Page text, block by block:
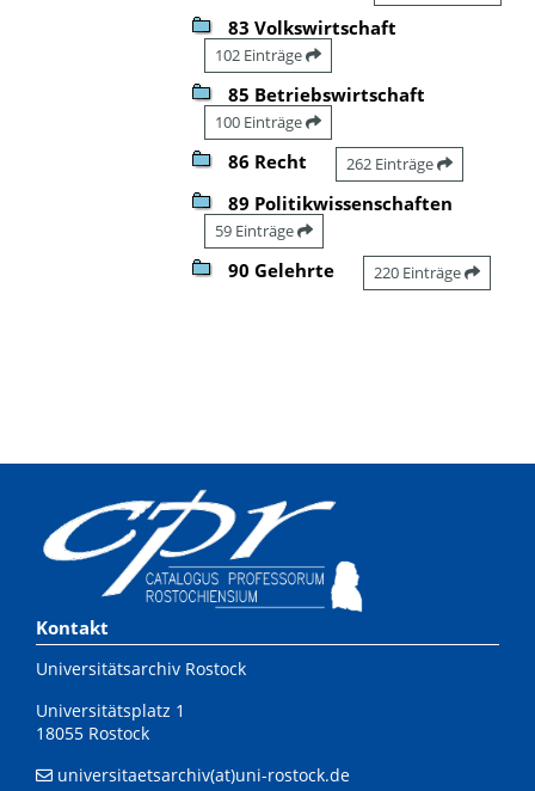
83 Volkswirtschaft
102 Einträge
85 Betriebswirtschaft
100 Einträge
86 Recht 262 Einträge
89 Politikwissenschaften
59 Einträge
90 Gelehrte 220 Einträge
Kontakt
Universitätsarchiv Rostock
Universitätsplatz 1
18055 Rostock
universitaetsarchiv(at)uni-rostock.de